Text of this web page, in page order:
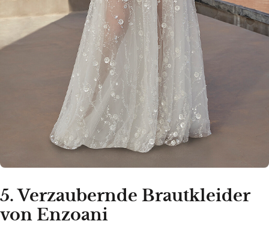
5. Verzaubernde Brautkleider
von Enzoani